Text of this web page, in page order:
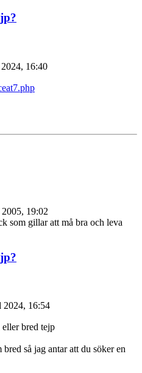
16:40
19:02
som gillar att må bra och leva
2024, 16:54
bred tejp
så jag antar att du söker en